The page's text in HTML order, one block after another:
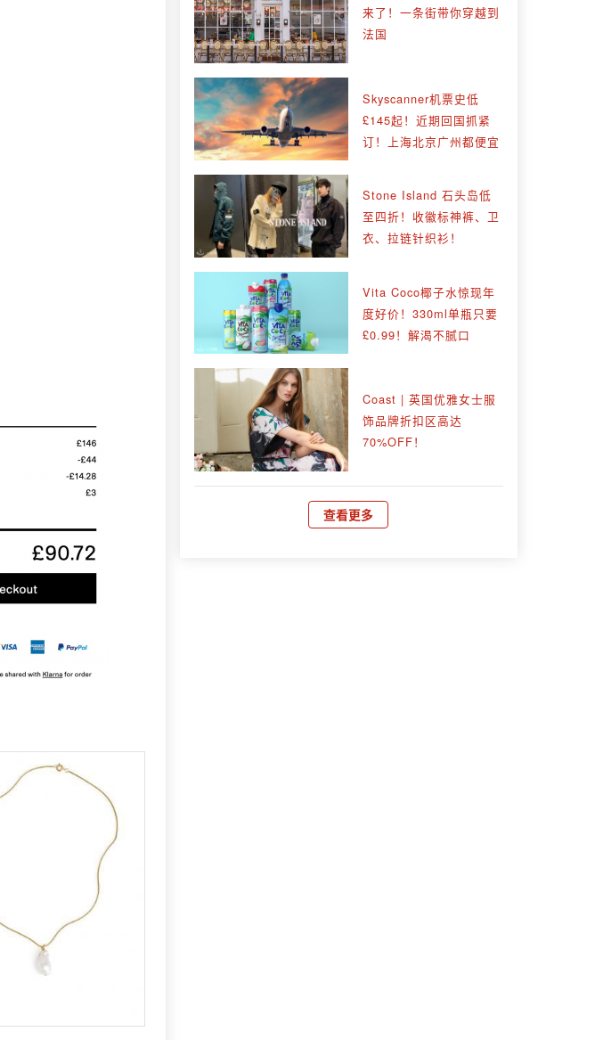
来了！一条街带你穿越到
法国
Skyscanner机票史低
£145起！近期回国抓紧
订！上海北京广州都便宜
Stone Island 石头岛低
至四折！收徽标神裤、卫
衣、拉链针织衫！
Vita Coco椰子水惊现年
度好价！330ml单瓶只要
£0.99！解渴不腻口
Coast | 英国优雅女士服
饰品牌折扣区高达
70%OFF！
查看更多